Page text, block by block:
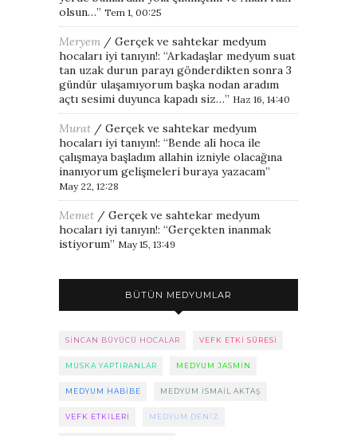
olsun…” Tem 1, 00:25
Meryem / Gerçek ve sahtekar medyum
hocaları iyi tanıyın!: “Arkadaşlar medyum suat
tan uzak durun parayı gönderdikten sonra 3
gündür ulaşamıyorum başka nodan aradım
açtı sesimi duyunca kapadı siz…” Haz 16, 14:40
Murat / Gerçek ve sahtekar medyum
hocaları iyi tanıyın!: “Bende ali hoca ile
çalışmaya başladım allahin izniyle olacağına
inanıyorum gelişmeleri buraya yazacam”
May 22, 12:28
Memet / Gerçek ve sahtekar medyum
hocaları iyi tanıyın!: “Gerçekten inanmak
istiyorum” May 15, 13:49
BÜTÜN MEDYUMLAR
SINCAN BÜYÜCÜ HOCALAR VEFK ETKI SÜRESI
MUSKA YAPTIRANLAR MEDYUM JASMIN
MEDYUM HABIBE MEDYUM ISMAIL AKTAŞ
VEFK ETKILERI MEDYUM DENIZ